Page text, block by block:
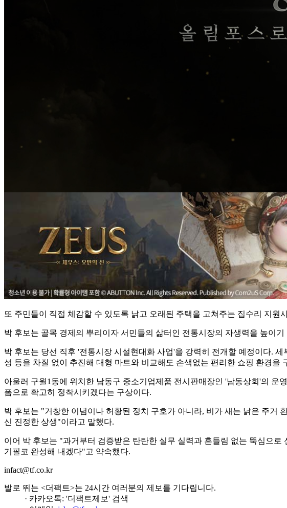
또 주민들이 직접 체감할 수 있도록 낡고 오래된 주택을 고쳐주는 집수리 지
박 후보는 골목 경제의 뿌리이자 서민들의 삶터인 전통시장의 자생력을 높이
박 후보는 당선 직후 '전통시장 시설현대화 사업'을 강력히 전개할 예정이다.
성 등을 차질 없이 추진해 대형 마트와 비교해도 손색없는 편리한 쇼핑 환경을
아울러 구월1동에 위치한 남동구 중소기업제품 전시판매장인 '남동상회'의 운
폼으로 확고히 정착시키겠다는 구상이다.
박 후보는 "거창한 이념이나 허황된 정치 구호가 아니라, 비가 새는 낡은 주거
신 진정한 상생"이라고 말했다.
이어 박 후보는 "과거부터 검증받은 탄탄한 실무 실력과 흔들림 없는 뚝심으
기필코 완성해 내겠다"고 약속했다.
infact@tf.co.kr
발로 뛰는 <더팩트>는 24시간 여러분의 제보를 기다립니다.
· 카카오톡: '더팩트제보' 검색